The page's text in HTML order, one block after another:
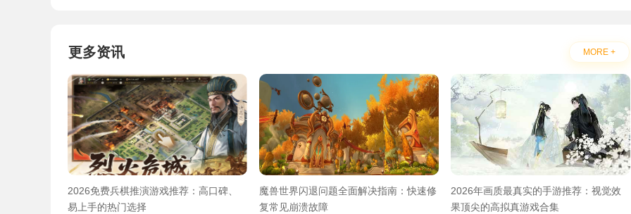
更多资讯 MORE +
2026免费兵棋推演游戏推荐：高口碑、
易上手的热门选择
魔兽世界闪退问题全面解决指南：快速修
复常见崩溃故障
2026年画质最真实的手游推荐：视觉效
果顶尖的高拟真游戏合集